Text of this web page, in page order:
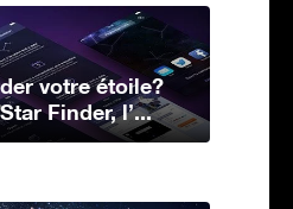
votre étoile?
Finder, l’...